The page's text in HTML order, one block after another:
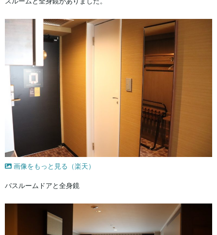
画像をもっと見る（楽天）
バスルームドアと全身鏡